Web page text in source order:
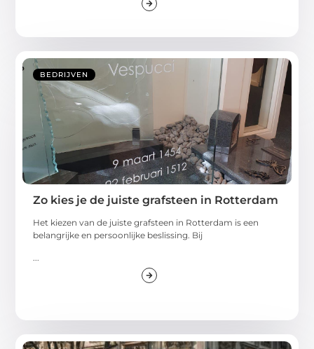
BEDRIJVEN
Zo kies je de juiste grafsteen in Rotterdam
Het kiezen van de juiste grafsteen in Rotterdam is een
belangrijke en persoonlijke beslissing. Bij
...